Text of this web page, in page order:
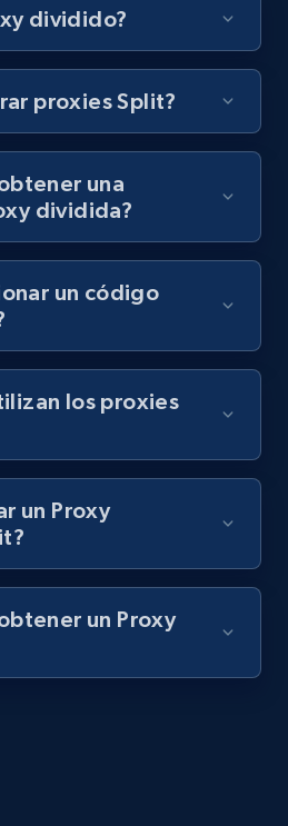
dividido?
proxies Split?
una
dividida?
un código
los proxies
un Proxy
un Proxy